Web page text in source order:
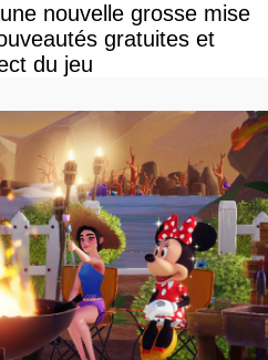
nouvelle grosse mise
gratuites et
du jeu